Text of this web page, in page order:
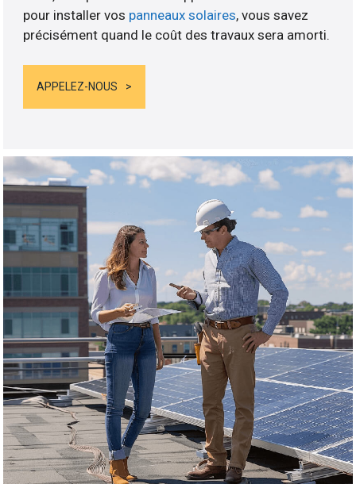
pour installer vos panneaux solaires, vous savez
précisément quand le coût des travaux sera amorti.
APPELEZ-NOUS